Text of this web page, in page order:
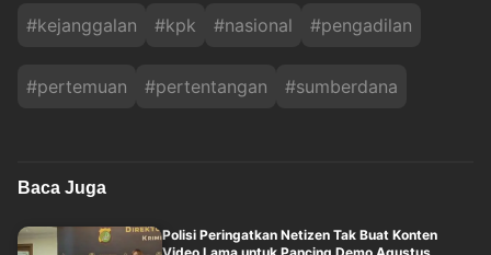
#kejanggalan #kpk #nasional #pengadilan
#pertemuan #pertentangan #sumberdana
Baca Juga
Polisi Peringatkan Netizen Tak Buat Konten
Video Lama untuk Pancing Demo Agustus